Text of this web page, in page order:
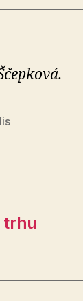
trhu